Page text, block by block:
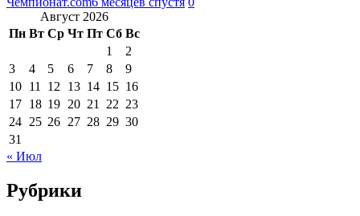
Август 2026
Пн Вт Ср Чт Пт Сб Вс
1
2
3
4 5 6 7 8
9
10 11 12 13 14 15 16
17 18 19 20 21 22 23
24 25 26 27 28 29 30
31
« Июл
Рубрики